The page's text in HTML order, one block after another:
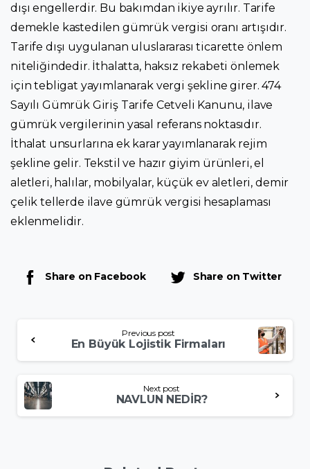
dışı engellerdir. Bu bakımdan ikiye ayrılır. Tarife
demekle kastedilen gümrük vergisi oranı artışıdır.
Tarife dışı uygulanan uluslararası ticarette önlem
niteliğindedir. İthalatta, haksız rekabeti önlemek
için tebligat yayımlanarak vergi şekline girer. 474
Sayılı Gümrük Giriş Tarife Cetveli Kanunu, ilave
gümrük vergilerinin yasal referans noktasıdır.
İthalat unsurlarına ek karar yayımlanarak rejim
şekline gelir. Tekstil ve hazır giyim ürünleri, el
aletleri, halılar, mobilyalar, küçük ev aletleri, demir
çelik tellerde ilave gümrük vergisi hesaplaması
eklenmelidir.
Share on Facebook Share on Twitter
Reading
Previous post
En Büyük Lojistik Firmaları
Next post
NAVLUN NEDİR?